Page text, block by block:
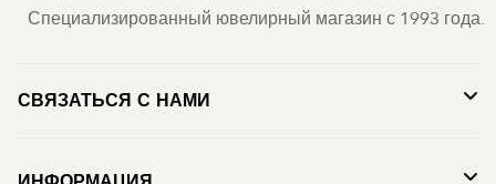
Специализированный ювелирный магазин с 1993 года.
СВЯЗАТЬСЯ С НАМИ